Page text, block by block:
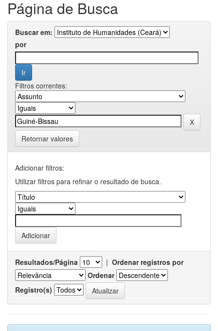
Página de Busca
Buscar em:
por
Filtros correntes:
Retornar valores
Adicionar filtros:
Utilizar filtros para refinar o resultado de busca.
Resultados/Página | Ordenar registros por
Ordenar
Registro(s)